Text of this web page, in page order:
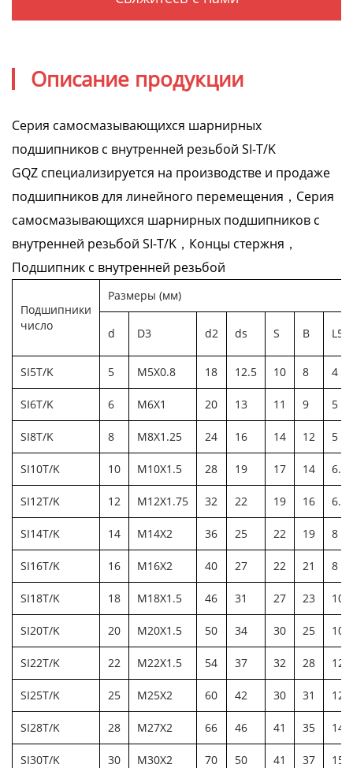
Описание продукции
Серия самосмазывающихся шарнирных
подшипников с внутренней резьбой SI-T/K
GQZ специализируется на производстве и продаже
подшипников для линейного перемещения，Серия
самосмазывающихся шарнирных подшипников с
внутренней резьбой SI-T/K，Концы стержня，
Подшипник с внутренней резьбой
Подшипники
число
Размеры (мм)
d D3 d2 ds S B L5
SI5T/K 5 M5X0.8 18 12.5 10 8 4
SI6T/K 6 M6X1 20 13 11 9 5
SI8T/K 8 M8X1.25 24 16 14 12 5
SI10T/K 10 M10X1.5 28 19 17 14 6.5
SI12T/K 12 M12X1.75 32 22 19 16 6.5
SI14T/K 14 M14X2 36 25 22 19 8
SI16T/K 16 M16X2 40 27 22 21 8
SI18T/K 18 M18X1.5 46 31 27 23 10
SI20T/K 20 M20X1.5 50 34 30 25 10
SI22T/K 22 M22X1.5 54 37 32 28 12
SI25T/K 25 M25X2 60 42 30 31 12
SI28T/K 28 M27X2 66 46 41 35 14
SI30T/K 30 M30X2 70 50 41 37 15